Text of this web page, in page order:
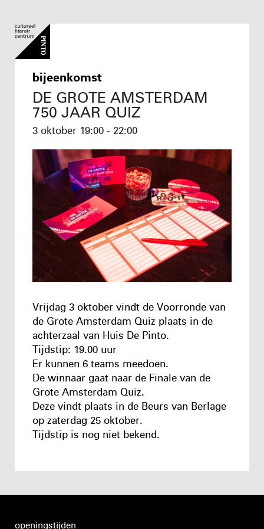
bijeenkomst
DE GROTE AMSTERDAM
750 JAAR QUIZ
3 oktober 19:00 - 22:00
Vrijdag 3 oktober vindt de Voorronde van
de Grote Amsterdam Quiz plaats in de
achterzaal van Huis De Pinto.
Tijdstip: 19.00 uur
Er kunnen 6 teams meedoen.
De winnaar gaat naar de Finale van de
Grote Amsterdam Quiz.
Deze vindt plaats in de Beurs van Berlage
op zaterdag 25 oktober.
Tijdstip is nog niet bekend.
openingstijden